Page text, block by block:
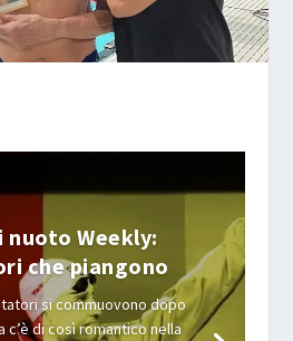
nuoto Weekly:
che piangono
si commuovono dopo
c’è di così romantico nella